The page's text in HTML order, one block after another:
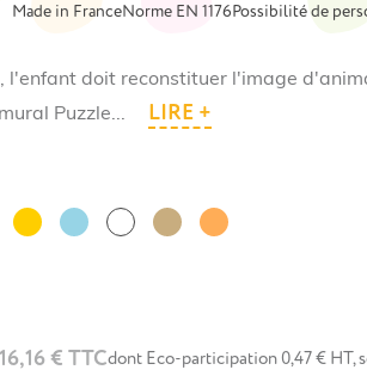
Made in FranceNorme EN 1176Possibilité de
l'enfant doit reconstituer l'image
Puzzle...
LIRE +
JauneBleu
BlancBois Corail
€ TTCdont Eco-participation 0,47 € HT,